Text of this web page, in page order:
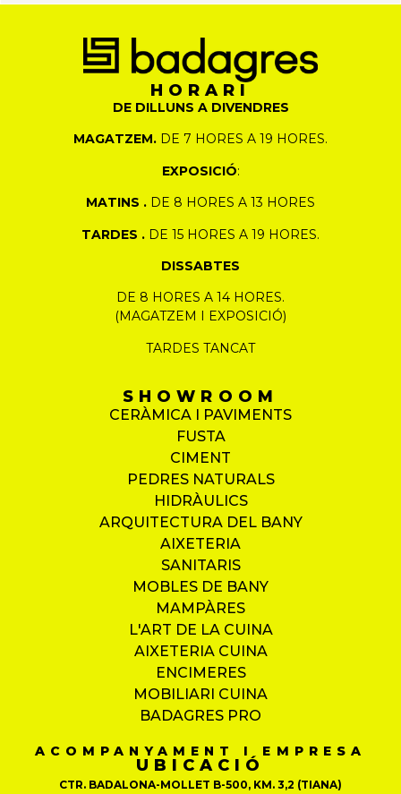
HORARI
DE DILLUNS A DIVENDRES
MAGATZEM. DE 7 HORES A 19 HORES.
EXPOSICIÓ:
MATINS . DE 8 HORES A 13 HORES
TARDES . DE 15 HORES A 19 HORES.
DISSABTES
DE 8 HORES A 14 HORES.
(MAGATZEM I EXPOSICIÓ)
TARDES TANCAT
SHOWROOM
CERÀMICA I PAVIMENTS
FUSTA
CIMENT
PEDRES NATURALS
HIDRÀULICS
ARQUITECTURA DEL BANY
AIXETERIA
SANITARIS
MOBLES DE BANY
MAMPÀRES
L'ART DE LA CUINA
AIXETERIA CUINA
ENCIMERES
MOBILIARI CUINA
BADAGRES PRO
ACOMPANYAMENT I EMPRESA
UBICACIÓ
CTR. BADALONA-MOLLET B-500, KM. 3,2 (TIANA)